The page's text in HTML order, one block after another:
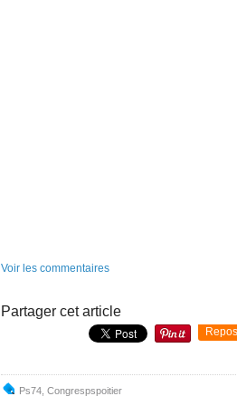
Voir les commentaires
Partager cet article
Ps74 Congrespspoitier